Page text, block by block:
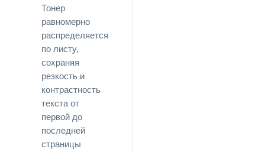
Тонер
равномерно
распределяется
по листу,
сохраняя
резкость и
контрастность
текста от
первой до
последней
страницы